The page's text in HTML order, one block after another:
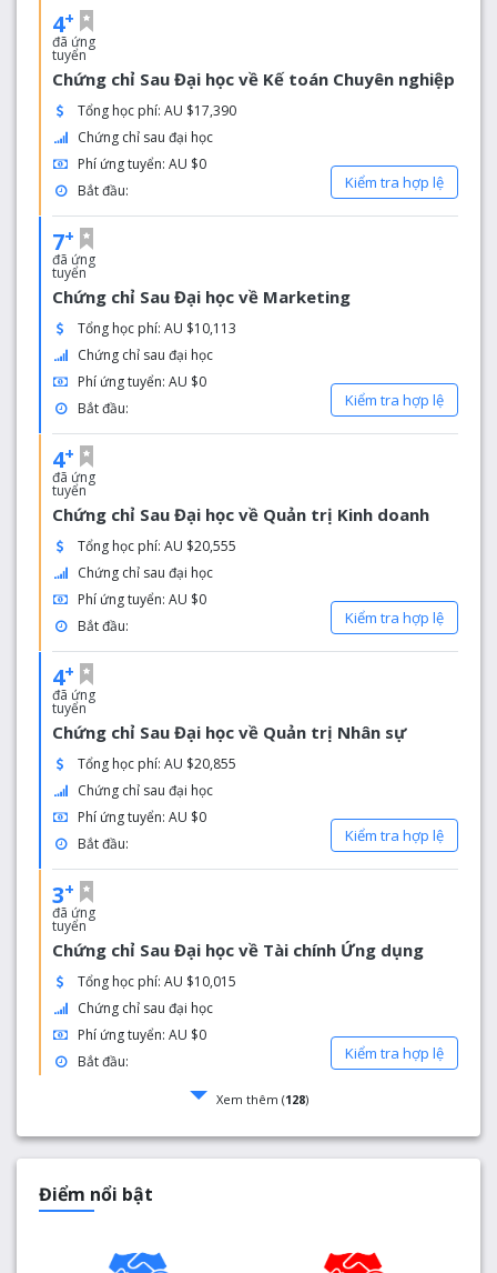
4+
đã ứng
tuyển
Chứng chỉ Sau Đại học về Kế toán Chuyên nghiệp
Tổng học phí: AU $17,390
Chứng chỉ sau đại học
Phí ứng tuyển: AU $0
Bắt đầu:
Kiểm tra hợp lệ
7+
đã ứng
tuyển
Chứng chỉ Sau Đại học về Marketing
Tổng học phí: AU $10,113
Chứng chỉ sau đại học
Phí ứng tuyển: AU $0
Bắt đầu:
Kiểm tra hợp lệ
4+
đã ứng
tuyển
Chứng chỉ Sau Đại học về Quản trị Kinh doanh
Tổng học phí: AU $20,555
Chứng chỉ sau đại học
Phí ứng tuyển: AU $0
Bắt đầu:
Kiểm tra hợp lệ
4+
đã ứng
tuyển
Chứng chỉ Sau Đại học về Quản trị Nhân sự
Tổng học phí: AU $20,855
Chứng chỉ sau đại học
Phí ứng tuyển: AU $0
Bắt đầu:
Kiểm tra hợp lệ
3+
đã ứng
tuyển
Chứng chỉ Sau Đại học về Tài chính Ứng dụng
Tổng học phí: AU $10,015
Chứng chỉ sau đại học
Phí ứng tuyển: AU $0
Bắt đầu:
Kiểm tra hợp lệ
Xem thêm (128)
Điểm nổi bật